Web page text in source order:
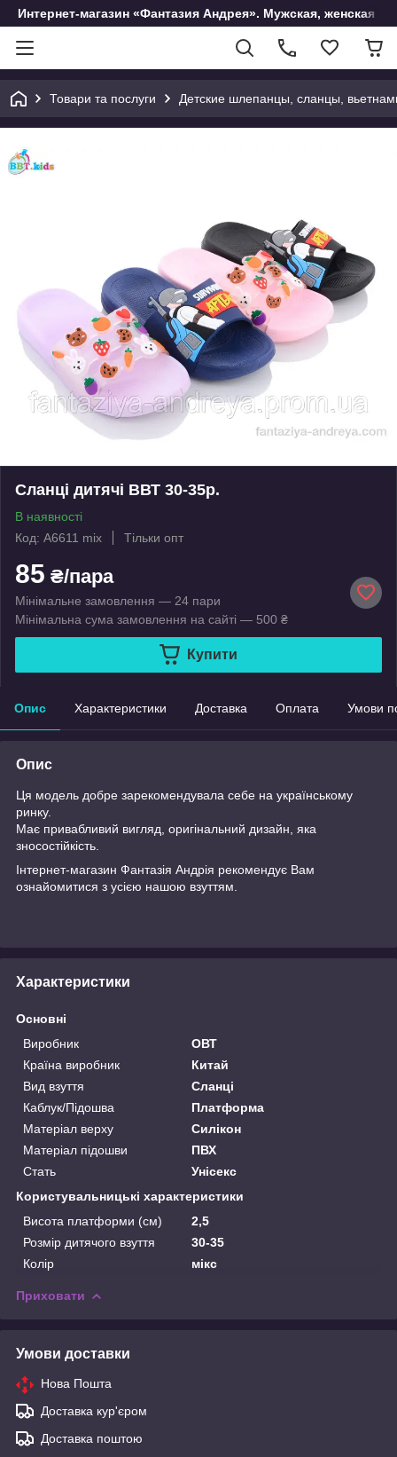
Интернет-магазин «Фантазия Андрея». Мужская, женская и
Товари та послуги Детские шлепанцы, сланцы,
Сланці дитячі ВВТ 30-35р.
В наявності
Код: A6611 mix
Тільки опт
85 ₴/пара
Мінімальне замовлення — 24 пари
Мінімальна сума замовлення на сайті — 500 ₴
Купити
Опис Характеристики Доставка Оплата Умови
Опис
Ця модель добре зарекомендувала себе на українському
ринку.
Має привабливий вигляд, оригінальний дизайн, яка
зносостійкість.
Інтернет-магазин Фантазія Андрія рекомендує Вам
ознайомитися з усією нашою взуттям.
Характеристики
Основні
Виробник
ОВТ
Країна виробник
Китай
Вид взуття
Сланці
Каблук/Підошва
Платформа
Матеріал верху
Силікон
Матеріал підошви
ПВХ
Стать
Унісекс
Користувальницькі характеристики
Висота платформи (см)
2,5
Розмір дитячого взуття
30-35
Колір
мікс
Приховати
Умови доставки
Нова Пошта
Доставка кур'єром
Доставка поштою